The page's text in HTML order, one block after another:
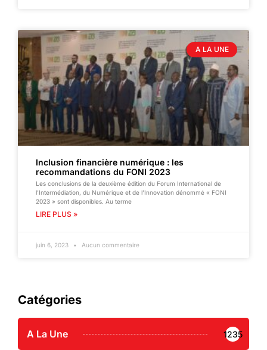
A LA UNE
Inclusion financière numérique : les
recommandations du FONI 2023
Les conclusions de la deuxième édition du Forum International de
l’Intermédiation, du Numérique et de l’Innovation dénommé « FONI
2023 » sont disponibles. Au terme
LIRE PLUS »
juin 6, 2023 Aucun commentaire
Catégories
A La Une 1235